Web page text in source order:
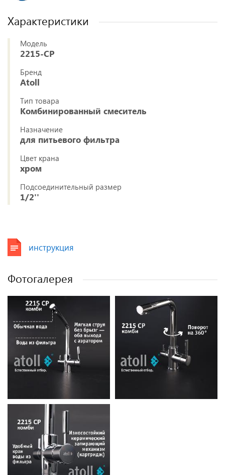
Характеристики
Модель
2215-CP
Бренд
Atoll
Тип товара
Комбинированный смеситель
Назначение
для питьевого фильтра
Цвет крана
хром
Подсоединительный размер
1/2''
инструкция
Фотогалерея